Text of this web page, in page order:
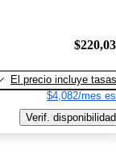
El precio incluye tasas
$4,082/mes
Verif. disponibilidad